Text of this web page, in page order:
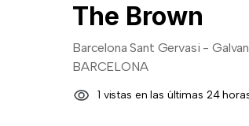
The Brown
Barcelona Sant Gervasi -
BARCELONA
1 vistas en las últimas 24